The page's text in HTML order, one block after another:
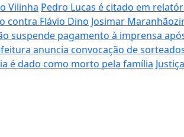
Vilinha Pedro Lucas é citado em
contra Flávio Dino Josimar
suspende pagamento à imprensa
anuncia convocação de
é dado como morto pela família